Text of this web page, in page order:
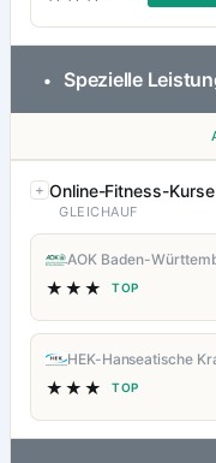
• Spezielle
Online-Fitness-Kurse
GLEICHAUF
AOK Baden-
★★★ TOP
HEK-Hanseatische
★★★ TOP